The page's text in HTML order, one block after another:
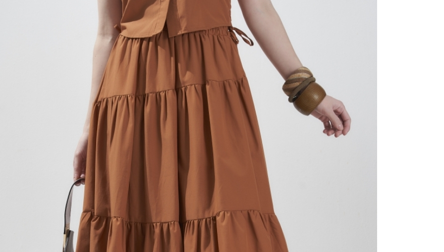
2.透過簡訊連結打開帳單後，可選擇「超商條碼／台灣大直營門市／銀行轉
帳／街口支付／iPASS MONEY」等通路繳費。
【注意事項】
1.本服務係由「台灣大哥大股份有限公司」（以下簡稱本公司）所提供，讓
用戶於交易時，得透過本服務購買商品或服務，並由商店將買賣／分期付
款買賣價金債權讓與本公司後，依約使用本公司帳單繳交帳款。
2.基於同意付款使用「大哥付你分期」之契約關係目的，商店將以您的個人
資料（包含姓名、電話或地址）提供予台灣大哥大進項蒐集、處理及利
用，由本公司與您本人進行分期帳單所需資料之確認、核對及更正。
3.完整用戶服務條款，請詳閱以下連結：
https://oppay.tw/userRule
１．於結帳方式選擇「AFTEE先享後付」後，將跳轉至「AFTEE先享後
付」結帳頁面，進行簡訊認證並確認金額後，即可完成結帳。
２．訂單成立數日內，您將收到繳費通知簡訊。
３．收到繳費通知簡訊後14天內，點擊此簡訊中的連結，可透過四大超商
／ATM／網路銀行／等多元方式進行付款，方視為交易完成。
※ 請注意：結帳手續完成當下不需立刻繳費，但若您需要取消訂單，請聯
絡購買商品的店家。未經商家同意取消之訂單仍視為有效，需透過AFTEE
先享後付繳納相關費用。
※ 交易是否成功請以「AFTEE先享後付 」之結帳頁面顯示為準，若有關於
是否繳費成功／繳費後需取消欲退款等相關疑問，請聯繫「AFTEE先享後
付客戶支援中心」 https://netprotections.freshdesk.com/support/home
【注意事項】
１．透過由恩沛科技股份有限公司提供之「AFTEE先享後付」服務完成之
交易，需依本服務之必要範圍內提供個人資料，並將交易相關給付款項請
求債權轉讓予恩沛科技股份有限公司。
２．關於個人資料處理事宜，請瀏覽以下網址：
https://aftee.tw/terms/#terms3
３．未成年的使用者請事先徵得法定代理人或監護人之同意方可使用
「AFTEE先享後付」，若未經同意申辦者引起之損失，本公司不負相關責
４．使用「AFTEE先享後付」時，將依據個別帳號之用戶狀況，依本公司
即時審查核予不同之上限額度；若仍有額度不足之情形，本公司將視審查
結果請求用戶進行身份認證。
５．嚴禁一人註冊多個帳號或使用他人資訊註冊。若發現惡意使用之情
形，恩沛科技股份有限公司將有權停止該用戶之使用額度並採取法律行
動。
每筆NT$120，滿NT$2,000(含以上)免運費
每筆NT$120，滿NT$2,000(含以上)免運費
每筆NT$120，滿NT$2,000(含以上)免運費